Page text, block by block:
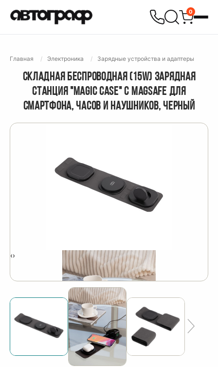
0
Главная Электроника Зарядные устройства и адаптеры
СКЛАДНАЯ БЕСПРОВОДНАЯ (15W) ЗАРЯДНАЯ
СТАНЦИЯ "MAGIC CASE" С MAGSAFE ДЛЯ
СМАРТФОНА, ЧАСОВ И НАУШНИКОВ, ЧЕРНЫЙ
‹›